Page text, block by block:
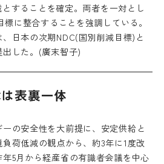
とすることを確定。両者を一対とし
標に整合することを強調している。
日本の次期NDC(国別削減目標)と
出した。(廣末智子)
表裏一体
の安全性を大前提に、安定供給と
荷低減の観点から、約3年に1度改
5月から経産省の有識者会議を中心